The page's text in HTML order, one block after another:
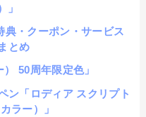
」
典・クーポン・サービス
とめ
50周年限定色」
ン「ロディア スクリプト
ラー）」